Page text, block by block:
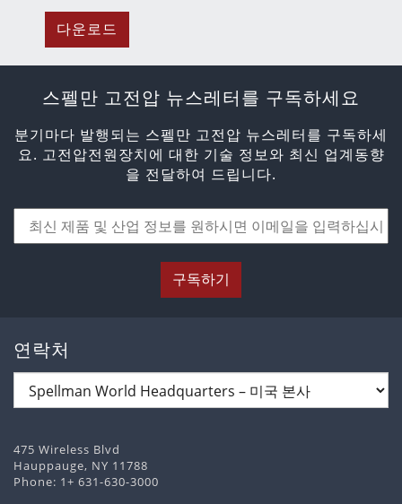
다운로드
스펠만 고전압 뉴스레터를 구독하세요
분기마다 발행되는 스펠만 고전압 뉴스레터를 구독하세
요. 고전압전원장치에 대한 기술 정보와 최신 업계동향
을 전달하여 드립니다.
구독하기
연락처
475 Wireless Blvd
Hauppauge, NY 11788
Phone: 1+ 631-630-3000